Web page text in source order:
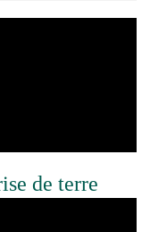
de terre